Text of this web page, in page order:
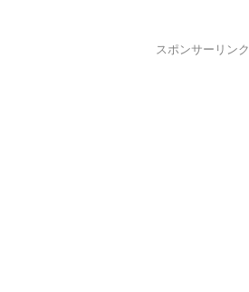
スポンサーリンク